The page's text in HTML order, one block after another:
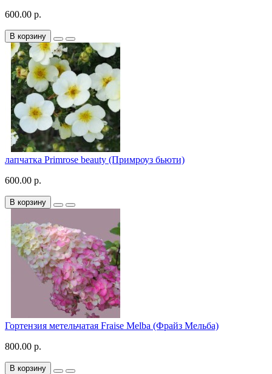
600.00 р.
В корзину
лапчатка Primrose beauty (Примроуз бьюти)
600.00 р.
В корзину
Гортензия метельчатая Fraise Melba (Фрайз Мельба)
800.00 р.
В корзину